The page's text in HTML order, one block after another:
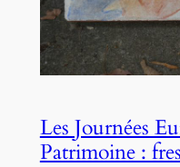
Les Journées
Patrimoine :